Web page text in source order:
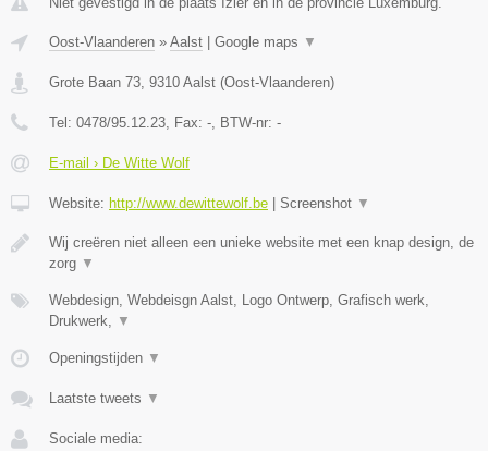
Oost-Vlaanderen » Aalst Google maps ▼
Grote Baan 73, 9310 Aalst (Oost-Vlaanderen)
Tel: 0478/95.12.23, Fax: -, BTW-nr: -
E-mail › De Witte Wolf
Website: http://www.dewittewolf.be Screenshot ▼
Wij creëren niet alleen een unieke website met een knap design, de
zorg ▼
Webdesign, Webdeisgn Aalst, Logo Ontwerp, Grafisch werk,
Drukwerk, ▼
Openingstijden ▼
Laatste tweets ▼
Sociale media: